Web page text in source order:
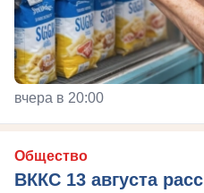
вчера в 20:00
Общество
ВККС 13 августа